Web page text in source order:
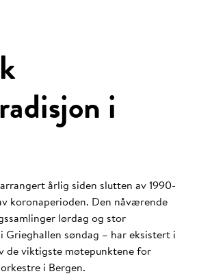
i
årlig siden slutten av 1990-
koronaperioden. Den nåværende
lørdag og stor
Grieghallen søndag – har eksistert i
de viktigste møtepunktene for
i Bergen.